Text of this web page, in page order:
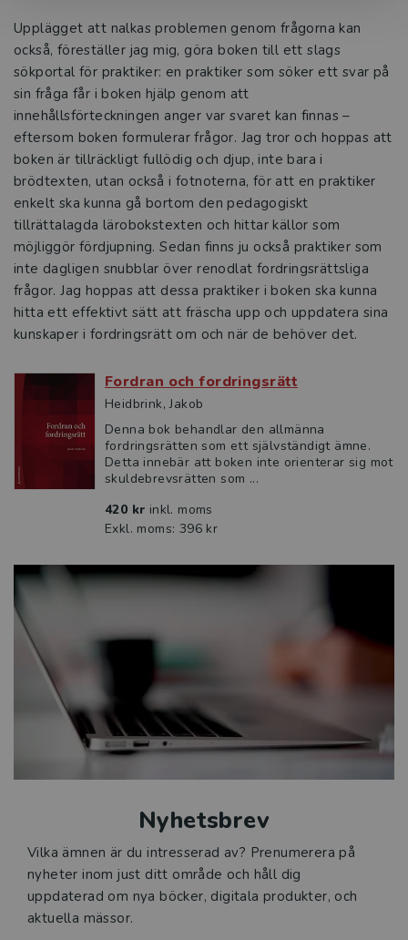
Upplägget att nalkas problemen genom frågorna kan
också, föreställer jag mig, göra boken till ett slags
sökportal för praktiker: en praktiker som söker ett svar på
sin fråga får i boken hjälp genom att
innehållsförteckningen anger var svaret kan finnas –
eftersom boken formulerar frågor. Jag tror och hoppas att
boken är tillräckligt fullödig och djup, inte bara i
brödtexten, utan också i fotnoterna, för att en praktiker
enkelt ska kunna gå bortom den pedagogiskt
tillrättalagda lärobokstexten och hittar källor som
möjliggör fördjupning. Sedan finns ju också praktiker som
inte dagligen snubblar över renodlat fordringsrättsliga
frågor. Jag hoppas att dessa praktiker i boken ska kunna
hitta ett effektivt sätt att fräscha upp och uppdatera sina
kunskaper i fordringsrätt om och när de behöver det.
Fordran och fordringsrätt
Heidbrink, Jakob
Denna bok behandlar den allmänna
fordringsrätten som ett självständigt ämne.
Detta innebär att boken inte orienterar sig mot
skuldebrevsrätten som ...
420 kr inkl. moms
Exkl. moms: 396 kr
Nyhetsbrev
Vilka ämnen är du intresserad av? Prenumerera på
nyheter inom just ditt område och håll dig
uppdaterad om nya böcker, digitala produkter, och
aktuella mässor.